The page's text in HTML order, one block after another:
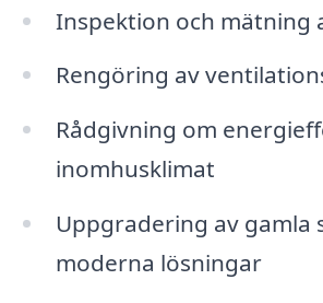
Inspektion och mätning
Rengöring av
Rådgivning om
inomhusklimat
Uppgradering av gamla
moderna lösningar